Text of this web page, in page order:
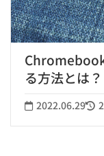
る方法とは？
2022.06.29